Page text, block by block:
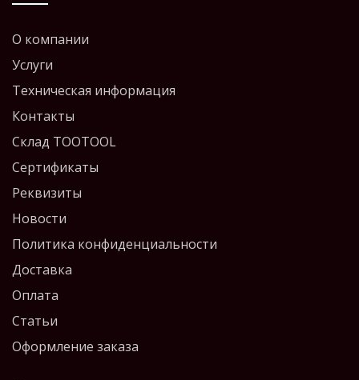
О компании
Услуги
Техническая информация
Контакты
Склад TOOTOOL
Сертификаты
Реквизиты
Новости
Политика конфиденциальности
Доставка
Оплата
Статьи
Оформление заказа